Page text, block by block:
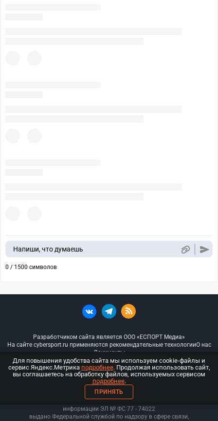
Напиши, что думаешь
0 / 1500 символов
Разработчиком сайта является ООО «ЕСПОРТ Медиа»
На сайте cybersport.ru применяются рекомендательные технологииО нас
Документы
© ООО «Киберспорт.ру» — Все права защищены
18+
ООО «Киберспорт.ру». Свидетельство о регистрации средств массовой
информации ЭЛ № ФС 77 - 74022
выдано Федеральной службой по надзору в сфере связи,
Для повышения удобства сайта мы используем cookie-файлы и
сервис Яндекс.Метрика подробнее. Продолжая использовать сайт,
вы соглашаетесь на обработку файлов, используемых сервисом
подробнее.
ПРИНЯТЬ